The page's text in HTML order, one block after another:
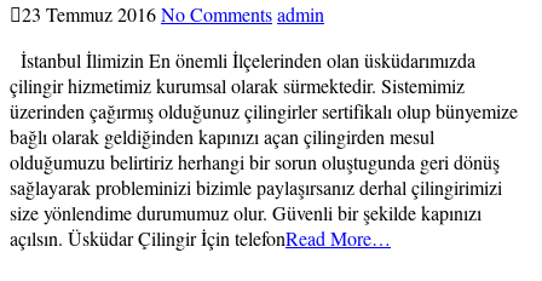
23 Temmuz 2016No Commentsadmin
İstanbul İlimizin En önemli İlçelerinden olan üsküdarımızda
çilingir hizmetimiz kurumsal olarak sürmektedir. Sistemimiz
üzerinden çağırmış olduğunuz çilingirler sertifikalı olup bünyemize
bağlı olarak geldiğinden kapınızı açan çilingirden mesul
olduğumuzu belirtiriz herhangi bir sorun oluştugunda geri dönüş
sağlayarak probleminizi bizimle paylaşırsanız derhal çilingirimizi
size yönlendime durumumuz olur. Güvenli bir şekilde kapınızı
açılsın. Üsküdar Çilingir İçin telefonRead More…